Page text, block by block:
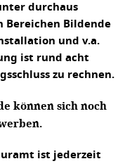
durchaus
Bereichen Bildende
und v.a.
ist rund acht
zu rechnen.
können sich noch
ist jederzeit